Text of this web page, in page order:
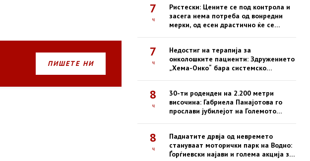
ПИШЕТЕ НИ
7
ч
Ристески: Цените се под контрола и
засега нема потреба од вонредни
мерки, од есен драстично ќе се
7
ч
Недостиг на терапија за
онколошките пациенти: Здружението
„Хема-Онко“ бара системско
8
ч
30-ти роденден на 2.200 метри
височина: Габриела Панајотова го
прослави јубилејот на Големото
8
ч
Паднатите дрвја од невремето
стануваат моторички парк на Водно:
Ѓорѓиевски најави и голема акција за